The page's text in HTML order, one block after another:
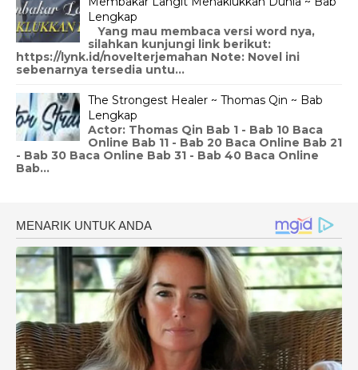
Lengkap
Yang mau membaca versi word nya,
silahkan kunjungi link berikut:
https://lynk.id/novelterjemahan Note: Novel ini
sebenarnya tersedia untu...
The Strongest Healer ~ Thomas Qin ~ Bab
Lengkap
Actor: Thomas Qin Bab 1 - Bab 10 Baca
Online Bab 11 - Bab 20 Baca Online Bab 21
- Bab 30 Baca Online Bab 31 - Bab 40 Baca Online
Bab...